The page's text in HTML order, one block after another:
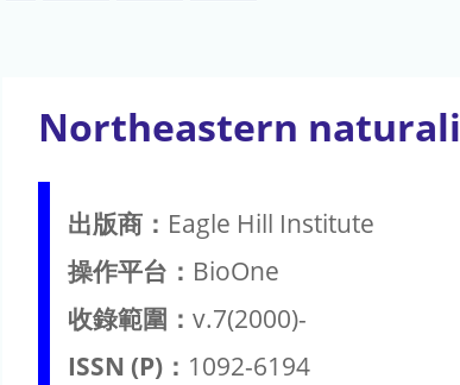
Northeastern
出版商： Eagle Hill Institute
操作平台： BioOne
收錄範圍： v.7(2000)-
ISSN (P)： 1092-6194